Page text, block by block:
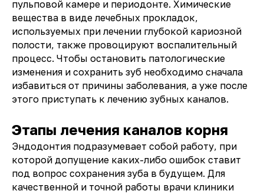
пульповой камере и периодонте. Химические
вещества в виде лечебных прокладок,
используемых при лечении глубокой кариозной
полости, также провоцируют воспалительный
процесс. Чтобы остановить патологические
изменения и сохранить зуб необходимо сначала
избавиться от причины заболевания, а уже после
этого приступать к лечению зубных каналов.
Этапы лечения каналов корня
Эндодонтия подразумевает собой работу, при
которой допущение каких-либо ошибок ставит
под вопрос сохранения зуба в будущем. Для
качественной и точной работы врачи клиники